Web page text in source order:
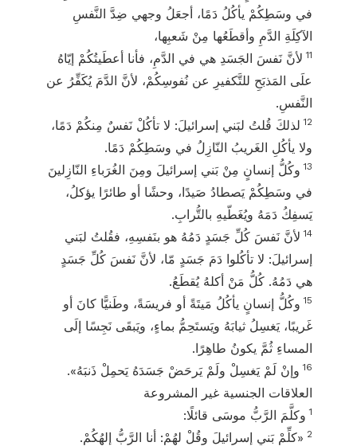
في وسَطِكُمْ يأكُلُ دَمًا، أجعَلُ وجهي ضِدَّ النَّفسِ
الآكِلَةِ الدَّمِ وأقطَعُها مِنْ شَعبِها،
11 لأنَّ نَفسَ الجَسَدِ هي في الدَّمِ، فأنا أعطَيتُكُمْ إيّاهُ
علَى المَذبَحِ للتَّكفيرِ عن نُفوسِكُمْ، لأنَّ الدَّمَ يُكَفِّرُ عن
النَّفسِ.
12 لذلكَ قُلتُ لبَني إسرائيلَ: لا تأكُلْ نَفسٌ مِنكُمْ دَمًا،
ولا يأكُلِ الغَريبُ النّازِلُ في وسَطِكُمْ دَمًا.
13 وكُلُّ إنسانٍ مِنْ بَني إسرائيلَ ومِنَ الغُرَباءِ النّازِلينَ
في وسَطِكُمْ يَصطادُ صَيدًا، وحشًا أو طائرًا يؤكلُ،
يَسفِكُ دَمَهُ ويُغَطّيهِ بالتُّرابِ.
14 لأنَّ نَفسَ كُلِّ جَسَدٍ دَمُهُ هو بنَفسِهِ، فقُلتُ لبَني
إسرائيلَ: لا تأكُلوا دَمَ جَسَدٍ مّا، لأنَّ نَفسَ كُلِّ جَسَدٍ
هي دَمُهُ. كُلُّ مَنْ أكلهُ يُقطَعُ.
15 وكُلُّ إنسانٍ يأكُلُ مَيتَةً أو فريسَةً، وطَنيًّا كانَ أو
غَريبًا، يَغسِلُ ثيابَهُ ويَستَحِمُّ بماءٍ، ويَبقَى نَجِسًا إلَى
المساءِ ثُمَّ يكونُ طاهِرًا.
16 وإنْ لَمْ يَغسِلْ ولَمْ يَرحَضْ جَسَدَهُ يَحمِلْ ذَنبَهُ».
العلاقات الجنسية غير المشروعة
1 وكلَّمَ الرَّبُّ موسَى قائلًا:
2 «كلِّمْ بَني إسرائيلَ وقُلْ لهُمْ: أنا الرَّبُّ إلهُكُمْ.